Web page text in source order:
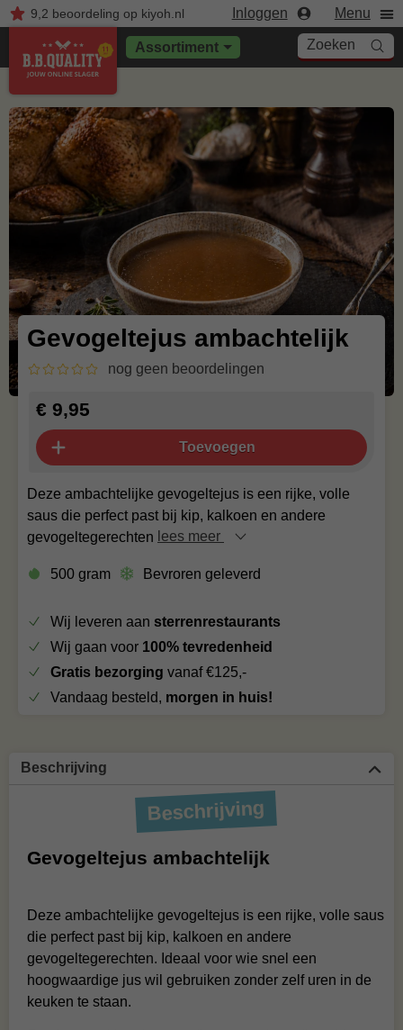
9,2 beoordelingop kiyoh.nl Inloggen Menu
Assortiment Zoeken
Gevogeltejus ambachtelijk
nog geen beoordelingen
Deze ambachtelijke gevogeltejus is een rijke, volle
saus die perfect past bij kip, kalkoen en andere
gevogeltegerechten lees meer
500 gram Bevroren geleverd
€ 9,95
Toevoegen
Wij leveren aan sterrenrestaurants
Wij gaan voor 100% tevredenheid
Gratis bezorging vanaf €125,-
Vandaag besteld, morgen in huis!
Beschrijving
Beschrijving
Gevogeltejus ambachtelijk
Deze ambachtelijke gevogeltejus is een rijke, volle saus
die perfect past bij kip, kalkoen en andere
gevogeltegerechten. Ideaal voor wie snel een
hoogwaardige jus wil gebruiken zonder zelf uren in de
keuken te staan.